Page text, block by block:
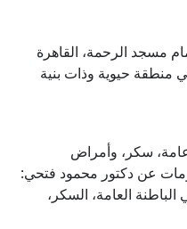
101 - ب10، أمام مسجد الرحمة، القاهرة
منطقة حيوية وذات بنية
سكر، وأمراض
عن دكتور محمود فتحي:
العامة، السكر،